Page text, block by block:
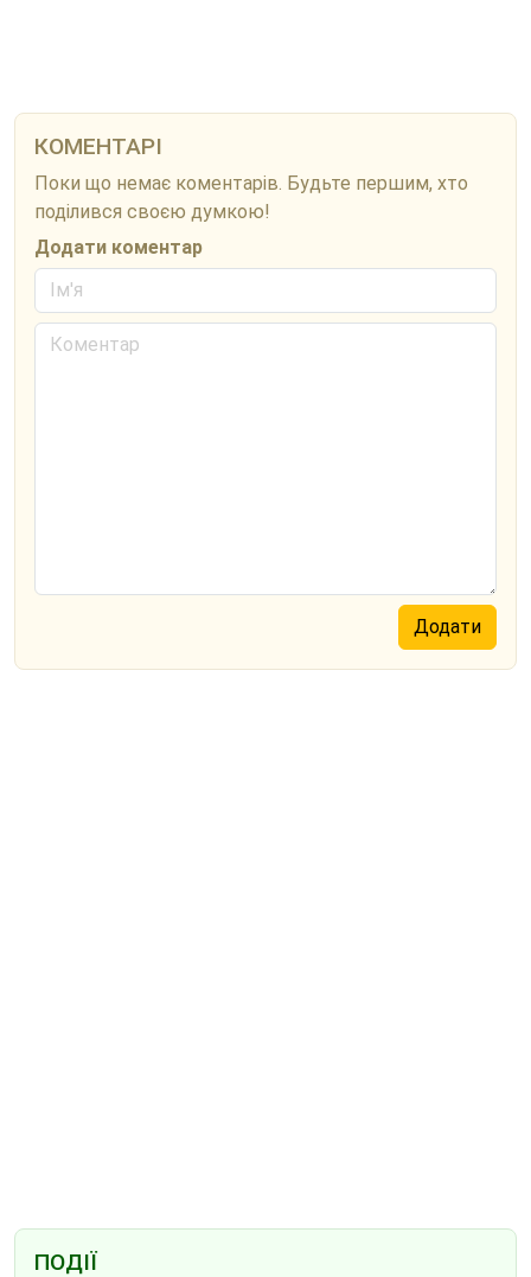
КОМЕНТАРІ
Поки що немає коментарів. Будьте першим, хто
поділився своєю думкою!
Додати коментар
ПОДІЇ